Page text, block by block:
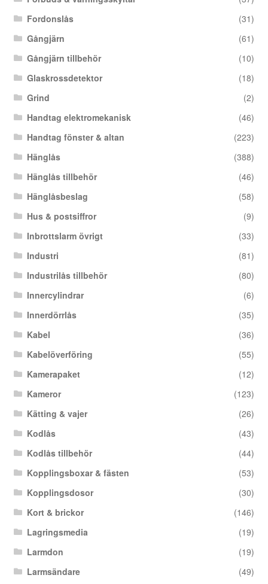
Fordonslås
(31)
Gångjärn
(61)
Gångjärn tillbehör
(10)
Glaskrossdetektor
(18)
Grind
(2)
Handtag elektromekanisk
(46)
Handtag fönster & altan
(223)
Hänglås
(388)
Hänglås tillbehör
(46)
Hänglåsbeslag
(58)
Hus & postsiffror
(9)
Inbrottslarm övrigt
(33)
Industri
(81)
Industrilås tillbehör
(80)
Innercylindrar
(6)
Innerdörrlås
(35)
Kabel
(36)
Kabelöverföring
(55)
Kamerapaket
(12)
Kameror
(123)
Kätting & vajer
(26)
Kodlås
(43)
Kodlås tillbehör
(44)
Kopplingsboxar & fästen
(53)
Kopplingsdosor
(30)
Kort & brickor
(146)
Lagringsmedia
(19)
Larmdon
(19)
Larmsändare
(49)